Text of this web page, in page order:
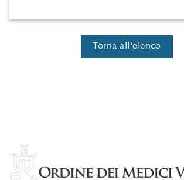
Torna all'elenco